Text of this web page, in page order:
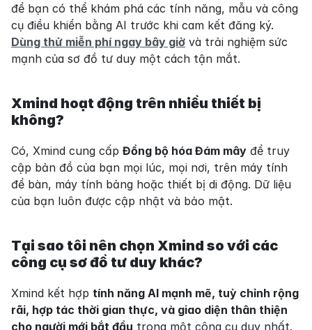
để bạn có thể khám phá các tính năng, mẫu và công
Dùng thử miễn phí ngay bây giờ và trải nghiệm sức
mạnh của sơ đồ tư duy một cách tận mắt.
Xmind hoạt động trên nhiều thiết bị
không?
Có, Xmind cung cấp Đồng bộ hóa Đám mây để truy
cập bản đồ của bạn mọi lúc, mọi nơi, trên máy tính
để bàn, máy tính bảng hoặc thiết bị di động. Dữ liệu
của bạn luôn được cập nhật và bảo mật.
Tại sao tôi nên chọn Xmind so với các
công cụ sơ đồ tư duy khác?
Xmind kết hợp tính năng AI mạnh mẽ, tuỳ chỉnh rộng
rãi, hợp tác thời gian thực, và giao diện thân thiện
cho người mới bắt đầu trong một công cụ duy nhất.